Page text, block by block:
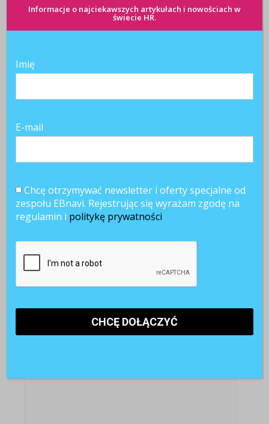
Pełny etat albo
69%
Rekrutacje
1 komentarz
6 marca 2019 at 15:36
[…] w Polsce praca zdalna wciąż nie jest tak
przeprowadzonych przez […]
Informacje o najciekawszych artykułach i nowościach w
świecie HR.
Imię
E-mail
Chcę otrzymywać newsletter i oferty specjalne od
zespołu EBnavi. Rejestrując się wyrażam zgodę na
regulamin i politykę prywatności